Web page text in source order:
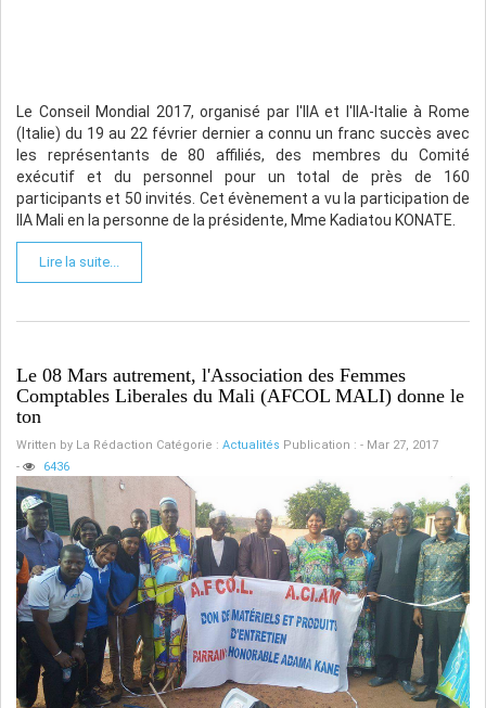
Le Conseil Mondial 2017, organisé par l'IIA et l'IIA-Italie à Rome
(Italie) du 19 au 22 février dernier a connu un franc succès avec
les représentants de 80 affiliés, des membres du Comité
exécutif et du personnel pour un total de près de 160
participants et 50 invités. Cet évènement a vu la participation de
IIA Mali en la personne de la présidente, Mme Kadiatou KONATE.
Lire la suite...
Le 08 Mars autrement, l'Association des Femmes
Comptables Liberales du Mali (AFCOL MALI) donne le
ton
Written by La Rédaction Catégorie : Actualités Publication : - Mar 27, 2017
-
6436